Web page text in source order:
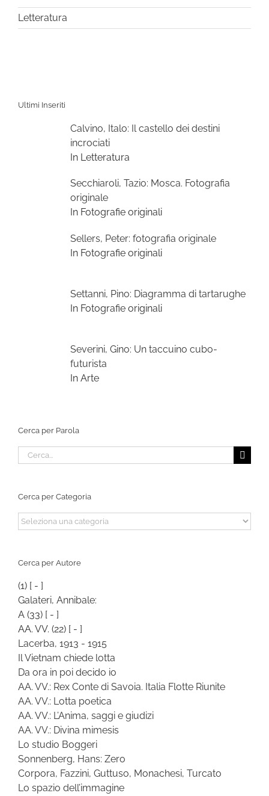
Letteratura
Ultimi Inseriti
Calvino, Italo: Il castello dei destini
incrociati
In Letteratura
Secchiaroli, Tazio: Mosca. Fotografia
originale
In Fotografie originali
Sellers, Peter: fotografia originale
In Fotografie originali
Settanni, Pino: Diagramma di tartarughe
In Fotografie originali
Severini, Gino: Un taccuino cubo-
futurista
In Arte
Cerca per Parola
Cerca
per:
Cerca per Categoria
Cerca
per
Cerca per Autore
(1) [ - ]
Galateri, Annibale:
A (33) [ - ]
AA. VV. (22) [ - ]
Lacerba, 1913 - 1915
Il Vietnam chiede lotta
Da ora in poi decido io
AA. VV.: Rex Conte di Savoia. Italia Flotte Riunite
AA. VV.: Lotta poetica
AA. VV.: L’Anima, saggi e giudizi
AA. VV.: Divina mimesis
Lo studio Boggeri
Sonnenberg, Hans: Zero
Corpora, Fazzini, Guttuso, Monachesi, Turcato
Lo spazio dell’immagine